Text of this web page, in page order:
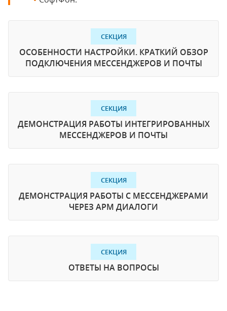
СЕКЦИЯ
ОСОБЕННОСТИ НАСТРОЙКИ. КРАТКИЙ ОБЗОР
ПОДКЛЮЧЕНИЯ МЕССЕНДЖЕРОВ И ПОЧТЫ
СЕКЦИЯ
ДЕМОНСТРАЦИЯ РАБОТЫ ИНТЕГРИРОВАННЫХ
МЕССЕНДЖЕРОВ И ПОЧТЫ
СЕКЦИЯ
ДЕМОНСТРАЦИЯ РАБОТЫ С МЕССЕНДЖЕРАМИ
ЧЕРЕЗ АРМ ДИАЛОГИ
СЕКЦИЯ
ОТВЕТЫ НА ВОПРОСЫ